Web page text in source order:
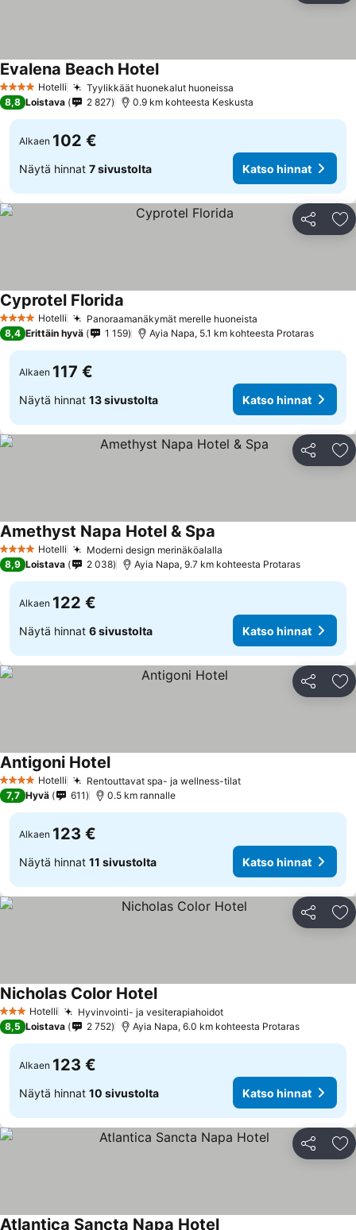
4 Tähtiluokitus
Hotelli Tyylikkäät huonekalut huoneissa
Evalena Beach HotelKatso hinnat
8,8 Loistava 2 827 0.9 km kohteesta Keskusta
Alkaen 102 €
Näytä hinnat 7 sivustolta Katso hinnat
Jaa
4 Tähtiluokitus
Hotelli Panoraamanäkymät merelle huoneista
Cyprotel Florida
8,4 Erittäin hyvä 1 159 Ayia Napa, 5.1 km kohteesta Protaras
Alkaen 117 €
Näytä hinnat 13 sivustolta Katso hinnat
Jaa
4 Tähtiluokitus
Hotelli Moderni design merinäköalalla
Amethyst Napa Hotel & Spa
8,9 Loistava 2 038 Ayia Napa, 9.7 km kohteesta Protaras
Alkaen 122 €
Näytä hinnat 6 sivustolta Katso hinnat
Jaa
4 Tähtiluokitus
Hotelli Rentouttavat spa- ja wellness-tilatKatso hinnat
Antigoni HotelKatso hinnat
7,7 Hyvä 611 0.5 km rannalle
Alkaen 123 €
Näytä hinnat 11 sivustolta Katso hinnat
Jaa
3 Tähtiluokitus
Hotelli Hyvinvointi- ja vesiterapiahoidotKatso hinnat
Nicholas Color HotelKatso hinnat
8,5 Loistava 2 752 Ayia Napa, 6.0 km kohteesta Protaras
Alkaen 123 €
Näytä hinnat 10 sivustolta Katso hinnat
Jaa
Atlantica Sancta Napa Hotel